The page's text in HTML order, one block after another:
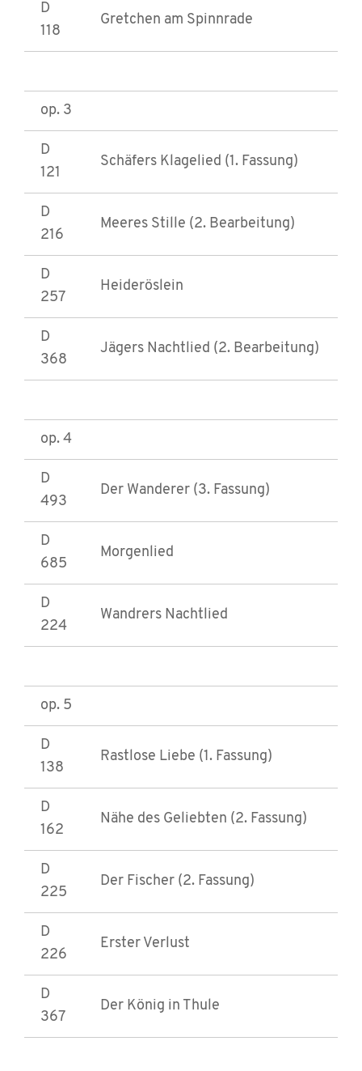
D
118
Gretchen am Spinnrade
op. 3
D
121
Schäfers Klagelied (1. Fassung)
D
216
Meeres Stille (2. Bearbeitung)
D
257
Heideröslein
D
368
Jägers Nachtlied (2. Bearbeitung)
op. 4
D
493
Der Wanderer (3. Fassung)
D
685
Morgenlied
D
224
Wandrers Nachtlied
op. 5
D
138
Rastlose Liebe (1. Fassung)
D
162
Nähe des Geliebten (2. Fassung)
D
225
Der Fischer (2. Fassung)
D
226
Erster Verlust
D
367
Der König in Thule